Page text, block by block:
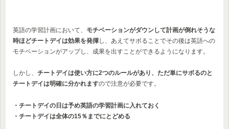
英語の学習計画において、 モチベーションがダウンして計画が倒れそうな
時ほどチートデイは効果を発揮し、あえてサボることでその後は英語への
モチベーションがアップし、成果を出すことができるようになります。
しかし、 チートデイは使い方に2つのルールがあり、ただ単にサボるのと
チートデイは明確に分かれますので注意が必要です。
・チートデイの日は予め英語の学習計画に入れておく
・チートデイは全体の15％までにとどめる